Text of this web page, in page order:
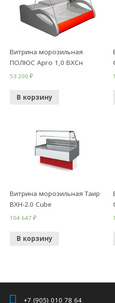
Витрина морозильная
ПОЛЮС Арго 1,0 ВХСн
53 200₽
В корзину
Витрина морозильная Таир
ВХН-2.0 Cube
104 647₽
В корзину
+7 (905) 010 78 64